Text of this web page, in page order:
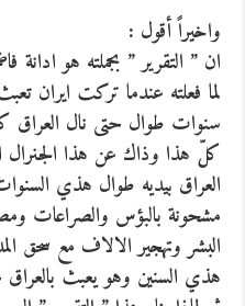
واخيراً أقول :
ان ” التقرير ” بجملته هو ادانة
لما فعلته عندما تركت ايران
سنوات طوال حتى نال العراق
كلّ هذا وذاك عن هذا الجنرال
العراق بيديه طوال هذي
مشحونة بالبؤس والصراعات
البشر وتهجير الالاف مع سحق
هذي السنين وهو يعبث بالعراق